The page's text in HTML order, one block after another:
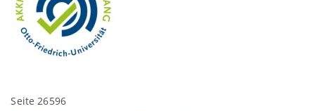
Seite 26596